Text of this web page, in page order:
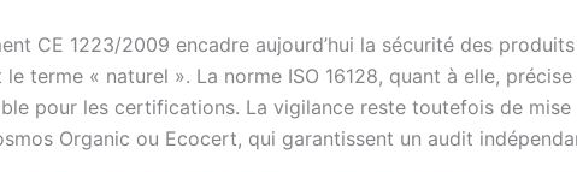
CE 1223/2009 encadre aujourd’hui la sécurité des
terme « naturel ». La norme ISO 16128, quant à elle,
pour les certifications. La vigilance reste toutefois de
Organic ou Ecocert, qui garantissent un audit